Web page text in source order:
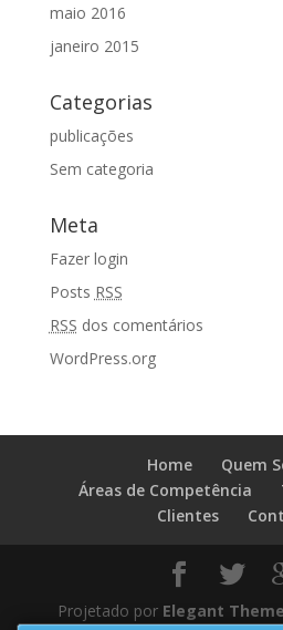
maio 2016
janeiro 2015
Categorias
publicações
Sem categoria
Meta
Fazer login
Posts RSS
RSS dos comentários
WordPress.org
Home
Quem
Áreas de Competência
Clientes
Projetado por Elegant